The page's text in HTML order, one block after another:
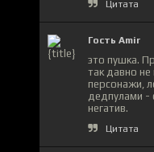
Цитата
Гость Amir
это пушка.
так давно
персонажи,
дедпулами -
негатив.
Цитата